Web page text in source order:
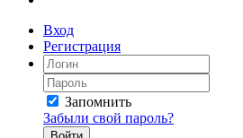
Вход
Регистрация
Запомнить
Забыли свой пароль?